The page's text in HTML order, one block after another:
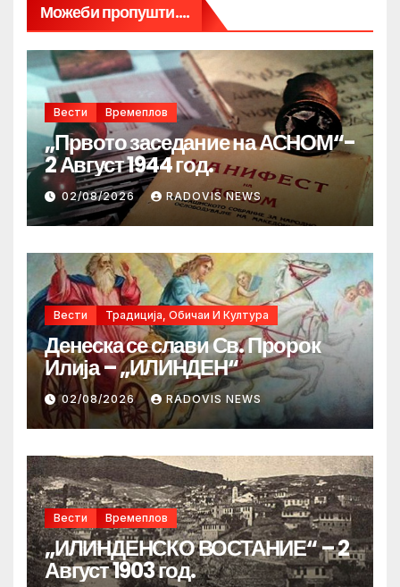
Можеби пропушти....
Вести Времеплов
„Првото заседание на АСНОМ“-
2 Август 1944 год.
02/08/2026 RADOVIS NEWS
Вести Традиција, Обичаи И Култура
Денеска се слави Св. Пророк
Илија – „ИЛИНДЕН“
02/08/2026 RADOVIS NEWS
Вести Времеплов
„ИЛИНДЕНСКО ВОСТАНИЕ“ – 2
Август 1903 год.